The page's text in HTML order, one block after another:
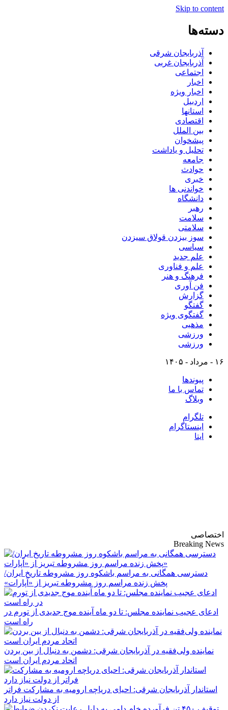
Skip to content
دسته‌ها
آذربایجان شرقی
آذربایجان غربی
اجتماعی
اخبار
اخبار ویژه
اردبیل
استانها
اقتصادی
بین الملل
پیشخوان
تحلیل و یاداشت
جامعه
حوادث
خبری
خواندنی ها
دانشگاه
رهبر
سلامت
سلامتی
سوز بیزدن قولاق سیزدن
سیاسی
علم جدید
علم و فناوری
فرهنگ و هنر
فن آوری
گزارش
گفتگو
گفتگوی ویژه
مذهبی
ورزشی
ورزشی
۱۶ - مرداد - ۱۴۰۵
پیوندها
تماس با ما
وبلاگ
تلگرام
اینستاگرام
ایتا
اختصاصی
Breaking News
دسترسی همگانی به مراسم باشکوه روز مشروطه تاریخ ایران/
پخش زنده مراسم روز مشروطه تبریز از «آپارات»
ادعای عجیب نماینده مجلس: تا دو ماه آینده موج جدیدی از تورم در
راه است
نماینده ولی‌فقیه در آذربایجان شرقی: دشمن به دنبال از بین بردن
اتحاد مردم ایران است
استاندار آذربایجان شرقی: احیای دریاچه ارومیه به مشارکت فراتر
از دولت نیاز دارد